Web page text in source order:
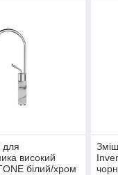
для
високий
білий/хром